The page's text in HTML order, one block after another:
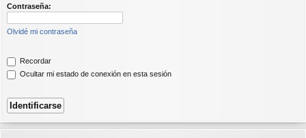
Contraseña:
Olvidé mi contraseña
Recordar
Ocultar mi estado de conexión en esta sesión